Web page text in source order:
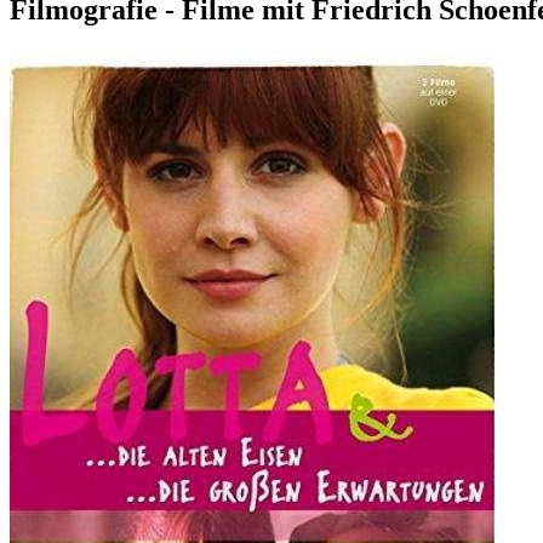
Filmografie - Filme mit Friedrich